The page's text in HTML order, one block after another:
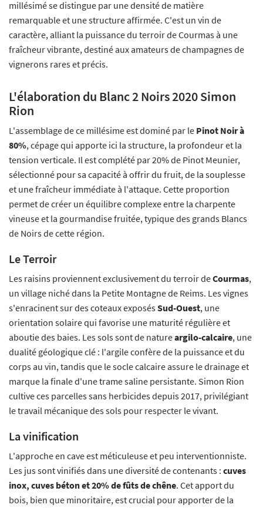
millésimé se distingue par une densité de matière
remarquable et une structure affirmée. C'est un vin de
caractère, alliant la puissance du terroir de Courmas à une
fraîcheur vibrante, destiné aux amateurs de champagnes de
vignerons rares et précis.
L'élaboration du Blanc 2 Noirs 2020 Simon
Rion
L'assemblage de ce millésime est dominé par le Pinot Noir à
80%, cépage qui apporte ici la structure, la profondeur et la
tension verticale. Il est complété par 20% de Pinot Meunier,
sélectionné pour sa capacité à offrir du fruit, de la souplesse
et une fraîcheur immédiate à l'attaque. Cette proportion
permet de créer un équilibre complexe entre la charpente
vineuse et la gourmandise fruitée, typique des grands Blancs
de Noirs de cette région.
Le Terroir
Les raisins proviennent exclusivement du terroir deCourmas,
un village niché dans la Petite Montagne de Reims. Les vignes
s'enracinent sur des coteaux exposésSud-Ouest, une
orientation solaire qui favorise une maturité régulière et
aboutie des baies. Les sols sont de natureargilo-calcaire, une
dualité géologique clé : l'argile confère de la puissance et du
corps au vin, tandis que le socle calcaire assure le drainage et
marque la finale d'une trame saline persistante. Simon Rion
cultive ces parcelles sans herbicides depuis 2017, privilégiant
le travail mécanique des sols pour respecter le vivant.
La vinification
L'approche en cave est méticuleuse et peu interventionniste.
Les jus sont vinifiés dans une diversité de contenants : cuves
inox, cuves béton et 20% de fûts de chêne. Cet apport du
bois, bien que minoritaire, est crucial pour apporter de la